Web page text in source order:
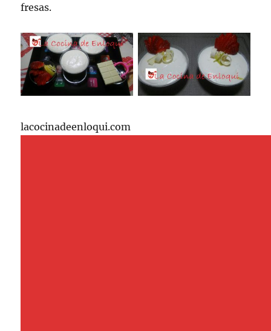
fresas.
lacocinadeenloqui.com